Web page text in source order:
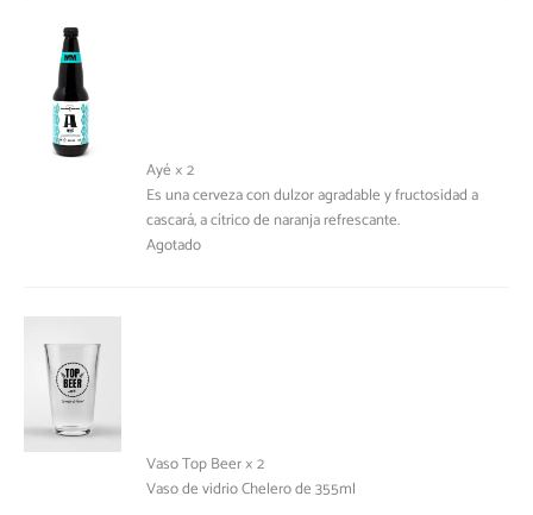
Ayé × 2
Es una cerveza con dulzor agradable y fructosidad a
cascará, a cítrico de naranja refrescante.
Agotado
Vaso Top Beer × 2
Vaso de vidrio Chelero de 355ml